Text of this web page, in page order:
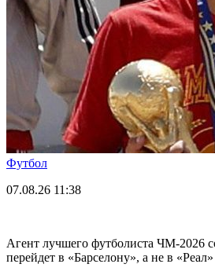
Футбол
07.08.26 11:38
Агент лучшего футболиста ЧМ-2026
перейдет в «Барселону», а не в «Реал»